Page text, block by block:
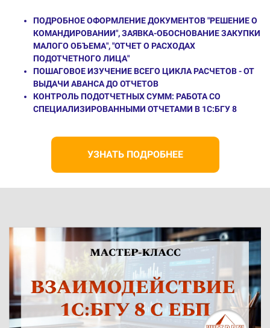
ПОДРОБНОЕ ОФОРМЛЕНИЕ ДОКУМЕНТОВ "РЕШЕНИЕ О
КОМАНДИРОВАНИИ", ЗАЯВКА-ОБОСНОВАНИЕ ЗАКУПКИ
МАЛОГО ОБЪЕМА", "ОТЧЕТ О РАСХОДАХ
ПОДОТЧЕТНОГО ЛИЦА"
ПОШАГОВОЕ ИЗУЧЕНИЕ ВСЕГО ЦИКЛА РАСЧЕТОВ - ОТ
ВЫДАЧИ АВАНСА ДО ОТЧЕТОВ
КОНТРОЛЬ ПОДОТЧЕТНЫХ СУММ: РАБОТА СО
СПЕЦИАЛИЗИРОВАННЫМИ ОТЧЕТАМИ В 1С:БГУ 8
УЗНАТЬ ПОДРОБНЕЕ